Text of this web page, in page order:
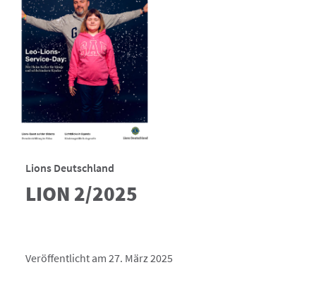
Lions Deutschland
LION 2/2025
Veröffentlicht am 27. März 2025